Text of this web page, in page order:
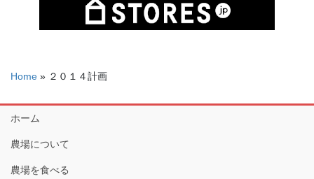
Home » ２０１４計画
ホーム
農場について
農場を食べる